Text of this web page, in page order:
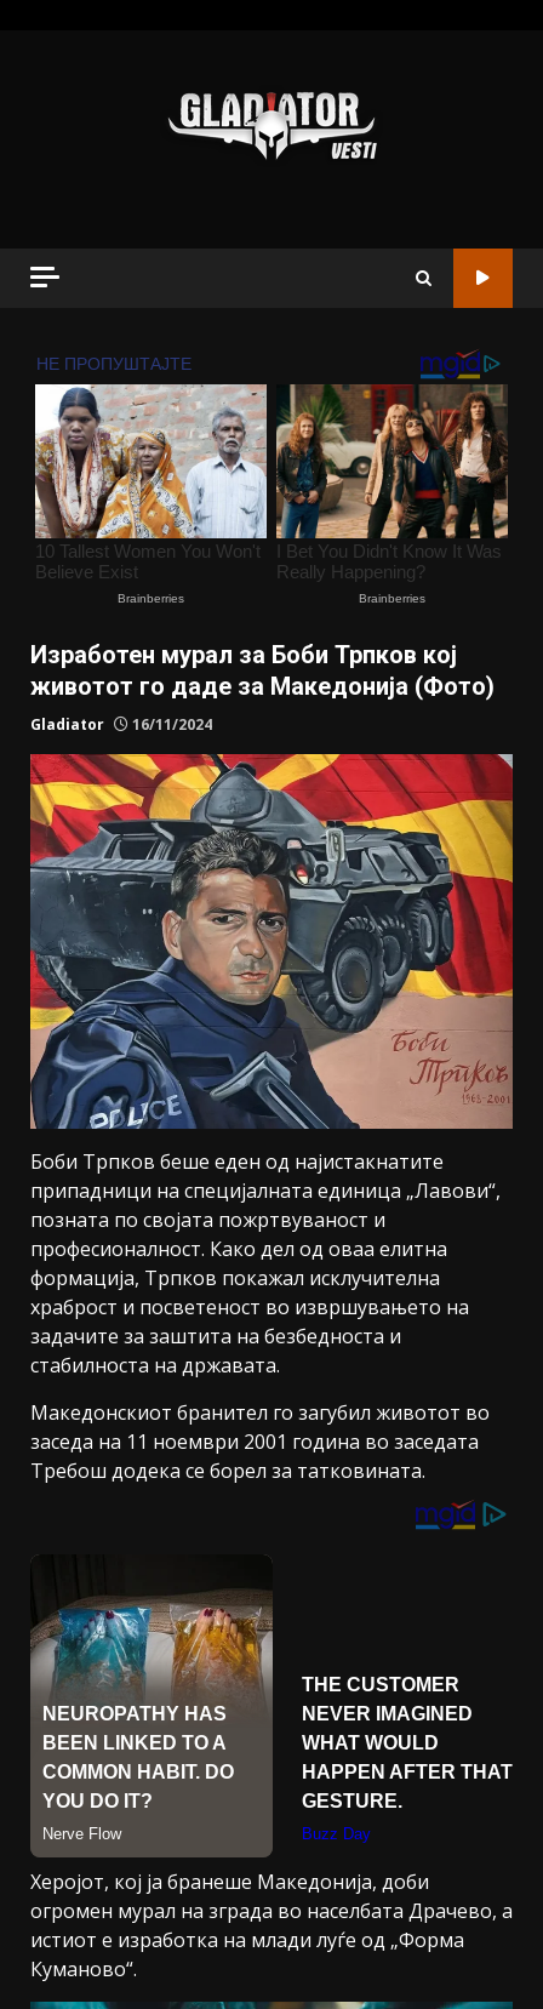
Изработен мурал за Боби Трпков кој
животот го даде за Македонија (Фото)
Gladiator 16/11/2024
Боби Трпков беше еден од најистакнатите
припадници на специјалната единица „Лавови“,
позната по својата пожртвуваност и
професионалност. Како дел од оваа елитна
формација, Трпков покажал исклучителна
храброст и посветеност во извршувањето на
задачите за заштита на безбедноста и
стабилноста на државата.
Македонскиот бранител го загубил животот во
заседа на 11 ноември 2001 година во заседата
Требош додека се борел за татковината.
Херојот, кој ја бранеше Македонија, доби
огромен мурал на зграда во населбата Драчево, а
истиот е изработка на млади луѓе од „Форма
Куманово“.